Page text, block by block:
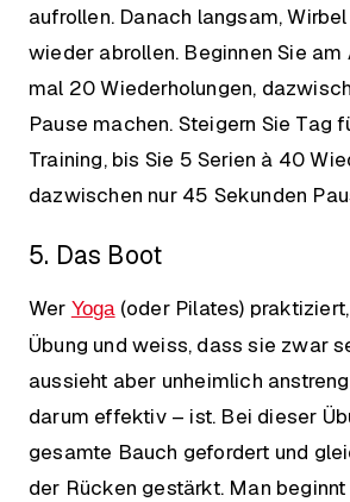
aufrollen. Danach langsam,
wieder abrollen. Beginnen Sie am
mal 20 Wiederholungen,
Pause machen. Steigern Sie Tag
Training, bis Sie 5 Serien à 40
dazwischen nur 45 Sekunden
5. Das Boot
Wer Yoga(oder Pilates)
Übung und weiss, dass sie zwar
aussieht aber unheimlich
darum effektiv – ist. Bei dieser
gesamte Bauch gefordert und
der Rücken gestärkt. Man